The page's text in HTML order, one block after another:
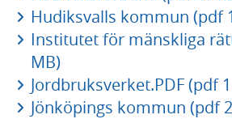
Hudiksvalls kommun (pdf
Institutet för mänskliga
MB)
Jordbruksverket.PDF (pdf
Jönköpings kommun (pdf